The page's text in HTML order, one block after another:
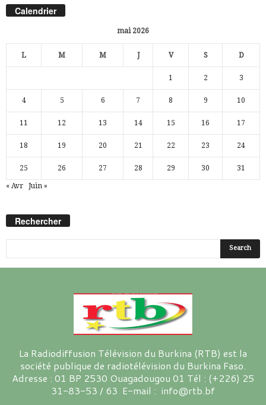
Calendrier
mai 2026
L M M J V S D
1 2 3
4 5 6 7 8 9 10
11 12 13 14 15 16 17
18 19 20 21 22 23 24
25 26 27 28 29 30 31
« Avr Juin »
Rechercher
La Radiodiffusion Télévision du Burkina (RTB) est la
société publique de radiotélévision du Burkina Faso.
Adresse : 01 BP 2530 Ouagadougou 01 Tél : (+226) 25
31-83-53 / 63 E-mail : info@rtb.bf